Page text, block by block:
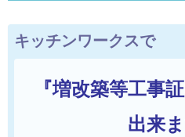
キッチンワークスで
『増改築等工事
出来